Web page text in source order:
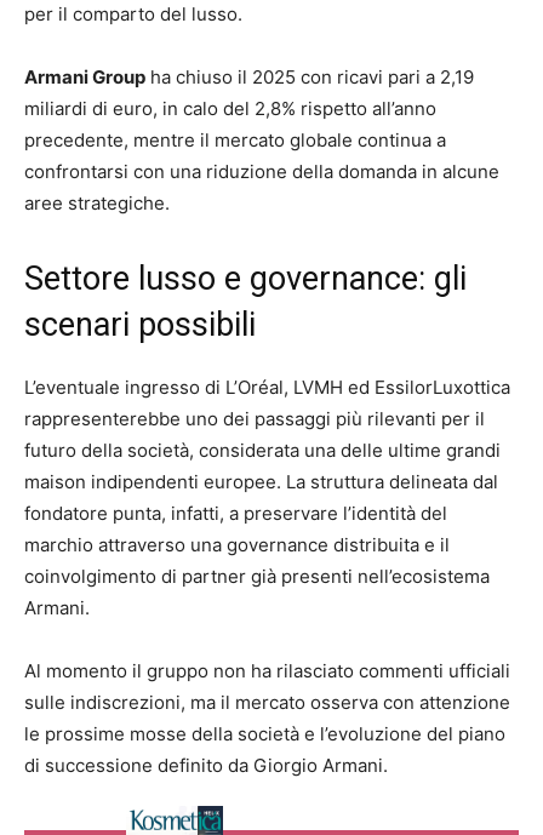
per il comparto del lusso.
Armani Group ha chiuso il 2025 con ricavi pari a 2,19
miliardi di euro, in calo del 2,8% rispetto all’anno
precedente, mentre il mercato globale continua a
confrontarsi con una riduzione della domanda in alcune
aree strategiche.
Settore lusso e governance: gli
scenari possibili
L’eventuale ingresso di L’Oréal, LVMH ed EssilorLuxottica
rappresenterebbe uno dei passaggi più rilevanti per il
futuro della società, considerata una delle ultime grandi
maison indipendenti europee. La struttura delineata dal
fondatore punta, infatti, a preservare l’identità del
marchio attraverso una governance distribuita e il
coinvolgimento di partner già presenti nell’ecosistema
Armani.
Al momento il gruppo non ha rilasciato commenti ufficiali
sulle indiscrezioni, ma il mercato osserva con attenzione
le prossime mosse della società e l’evoluzione del piano
di successione definito da Giorgio Armani.